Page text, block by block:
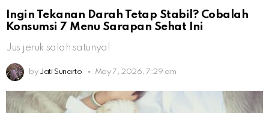
Ingin Tekanan Darah Tetap Stabil? Cobalah
Konsumsi 7 Menu Sarapan Sehat Ini
Jus jeruk salah satunya!
by Jati Sunarto May 7, 2026, 7:29 am